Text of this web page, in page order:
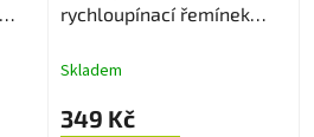
rychloupínací řemínek
Skladem
349 Kč